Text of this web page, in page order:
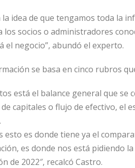
la idea de que tengamos toda la
los socios o administradores
el negocio”, abundó el experto.
se basa en cinco rubros
está el balance general que
capitales o flujo de efectivo, el
esto es donde tiene ya el
es donde nos está pidiendo
de 2022″, recalcó Castro.